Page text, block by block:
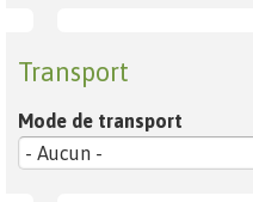
Transport
Mode de transport